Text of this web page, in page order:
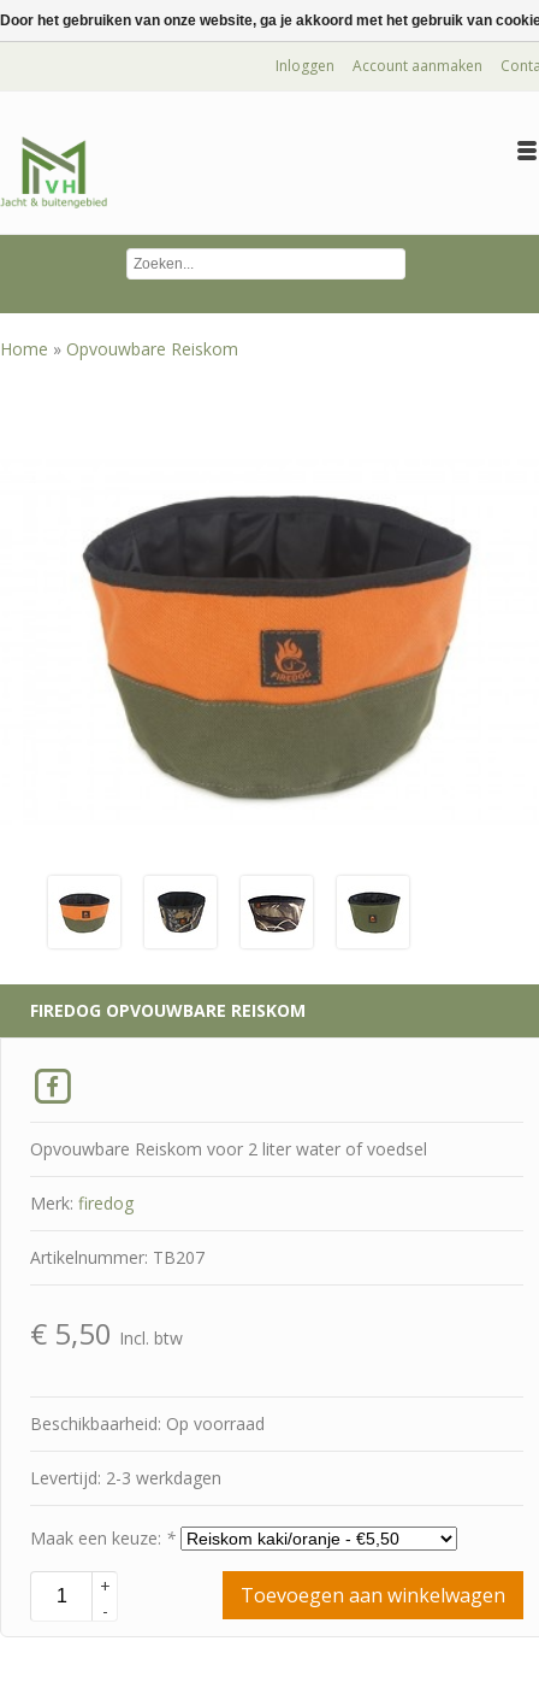
Inloggen Account aanmaken
Home » Opvouwbare Reiskom
FIREDOG OPVOUWBARE REISKOM
Opvouwbare Reiskom voor 2 liter water of voedsel
Merk: firedog
Artikelnummer: TB207
€ 5,50 Incl. btw
Beschikbaarheid: Op voorraad
Levertijd: 2-3 werkdagen
Maak een keuze: *
+
-
Toevoegen aan winkelwagen
Door het gebruiken van onze website, ga je akkoord met het gebruik van